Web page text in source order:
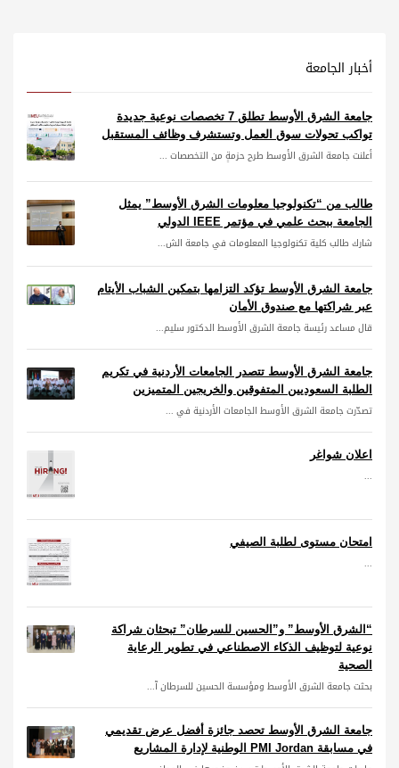
أخبار الجامعة
جامعة الشرق الأوسط تطلق 7 تخصصات نوعية جديدة
تواكب تحولات سوق العمل وتستشرف وظائف المستقبل
أعلنت جامعة الشرق الأوسط طرح حزمةٍ من التخصصات ...
طالب من “تكنولوجيا معلومات الشرق الأوسط” يمثل
الجامعة ببحث علمي في مؤتمر IEEE الدولي
شارك طالب كلية تكنولوجيا المعلومات في جامعة الش...
جامعة الشرق الأوسط تؤكد التزامها بتمكين الشباب الأيتام
عبر شراكتها مع صندوق الأمان
قال مساعد رئيسة جامعة الشرق الأوسط الدكتور سليم...
جامعة الشرق الأوسط تتصدر الجامعات الأردنية في تكريم
الطلبة السعوديين المتفوقين والخريجين المتميزين
تصدّرت جامعة الشرق الأوسط الجامعات الأردنية في ...
اعلان شواغر
...
امتحان مستوى لطلبة الصيفي
...
“الشرق الأوسط” و”الحسين للسرطان” تبحثان شراكة
نوعية لتوظيف الذكاء الاصطناعي في تطوير الرعاية
الصحية
بحثت جامعة الشرق الأوسط ومؤسسة الحسين للسرطان آ...
جامعة الشرق الأوسط تحصد جائزة أفضل عرض تقديمي
في مسابقة PMI Jordan الوطنية لإدارة المشاريع